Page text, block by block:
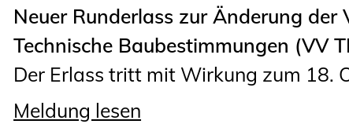
Neuer Runderlass zur Änderung
Technische Baubestimmungen (VV
Der Erlass tritt mit Wirkung zum 18.
Meldung lesen